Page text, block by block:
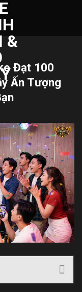
Đạt 100
Ấn Tượng